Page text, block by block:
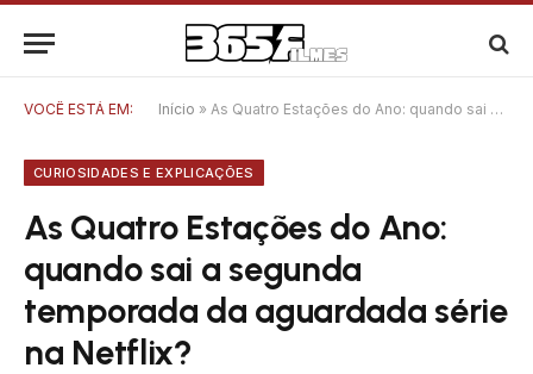
VOCÊ ESTÁ EM: Início » As Quatro Estações do Ano: quando sai a segunda temporada da aguardada série na Netflix?
CURIOSIDADES E EXPLICAÇÕES
As Quatro Estações do Ano:
quando sai a segunda
temporada da aguardada série
na Netflix?